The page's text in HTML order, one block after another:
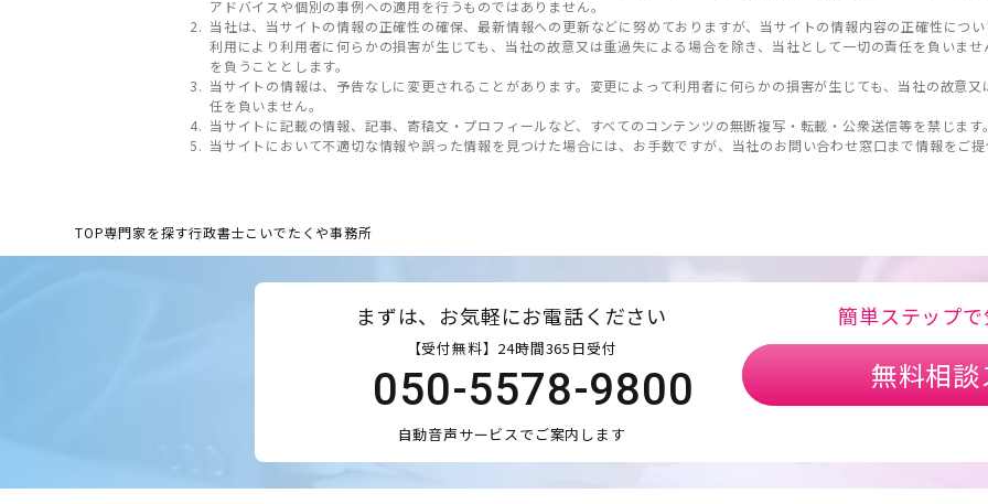
アドバイスや個別の事例への適用を行うものではありません。
当社は、当サイトの情報の正確性の確保、最新情報への更新などに努めておりますが、当サイトの情報内容の正確性につ
利用により利用者に何らかの損害が生じても、当社の故意又は重過失による場合を除き、当社として一切の責任を負いま
を負うこととします。
当サイトの情報は、予告なしに変更されることがあります。変更によって利用者に何らかの損害が生じても、当社の故意
任を負いません。
当サイトに記載の情報、記事、寄稿文・プロフィールなど、すべてのコンテンツの無断複写・転載・公衆送信等を禁じます
当サイトにおいて不適切な情報や誤った情報を見つけた場合には、お手数ですが、当社のお問い合わせ窓口まで情報をご
TOP専門家を探す行政書士こいでたくや事務所
まずは、お気軽にお電話ください
【受付無料】24時間365日受付
050-5578-9800
自動音声サービスでご案内します
簡単ステップ
無料相